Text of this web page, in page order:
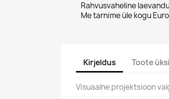
Rahvusvaheline
Me tarnime üle kogu
Kirjeldus Toote
Visuaalne projektsioon